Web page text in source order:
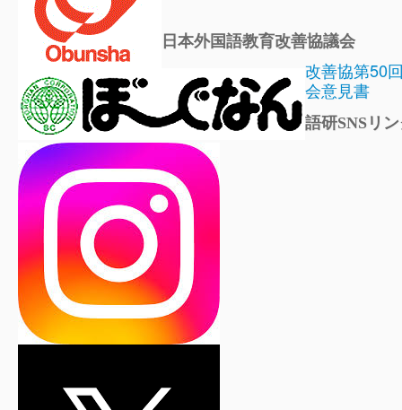
日本外国語教育改善協議会
改善協第50
会意見書
語研SNSリ